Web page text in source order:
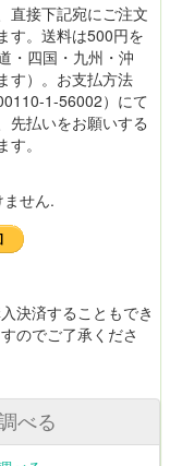
直接下記宛にご注文
す。送料は500円を
・四国・九州・沖
す）。お支払方法
1-56002）にて
先払いをお願いする
。
せん.
決済することもでき
のでご了承くださ
べる